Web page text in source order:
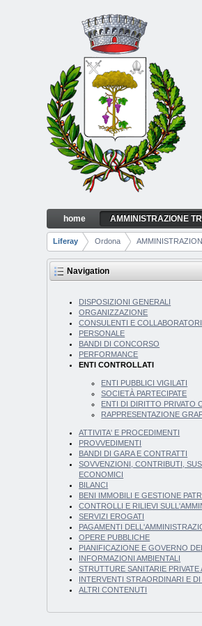
ENTI CONTROLLATI
Navigation
home AMMINISTRAZIONE
Breadcrumbs
Liferay Ordona
Navigation
DISPOSIZIONI GENERALI
ORGANIZZAZIONE
CONSULENTI E COLLABORATORI
PERSONALE
BANDI DI CONCORSO
PERFORMANCE
ENTI CONTROLLATI
ENTI PUBBLICI VIGILATI
SOCIETÀ PARTECIPATE
ENTI DI DIRITTO PRIVATO
RAPPRESENTAZIONE
ATTIVITA' E PROCEDIMENTI
PROVVEDIMENTI
BANDI DI GARA E CONTRATTI
SOVVENZIONI, CONTRIBUTI,
ECONOMICI
BILANCI
BENI IMMOBILI E GESTIONE
CONTROLLI E RILIEVI
SERVIZI EROGATI
PAGAMENTI
OPERE PUBBLICHE
PIANIFICAZIONE E GOVERNO
INFORMAZIONI AMBIENTALI
STRUTTURE SANITARIE PRIVATE
INTERVENTI STRAORDINARI E
ALTRI CONTENUTI